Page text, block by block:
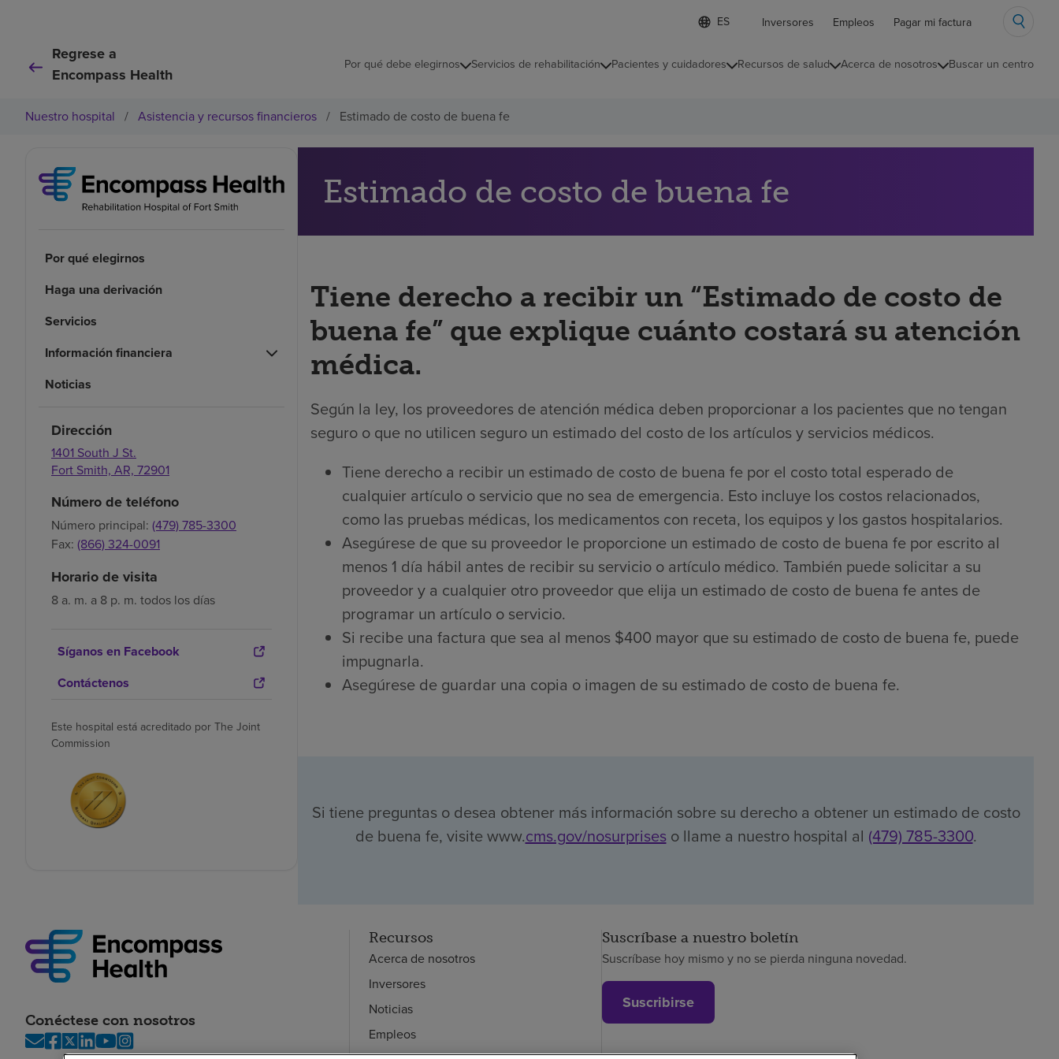
Lista
de
contraída
d
o
e
i
a
Inversores Empleos Pagar mi factura
Regrese a
Encompass Health
Por qué debe elegirnos Servicios de rehabilitación Pacientes y cuidadores Recursos de salud Acerca de nosotros Buscar un centro
Nuestro hospital / Asistencia y recursos financieros / Estimado de costo de buena fe
Por qué elegirnos
Haga una derivación
Servicios
Información financiera
Noticias
Dirección
1401 South J St.
Fort Smith, AR, 72901
Número de teléfono
Número principal: (479) 785-3300
Fax: (866) 324-0091
Horario de visita
8 a. m. a 8 p. m. todos los días
Síganos en Facebook
Contáctenos
Este hospital está acreditado por The Joint
Commission
Estimado de costo de buena fe
Tiene derecho a recibir un “Estimado de costo de
buena fe” que explique cuánto costará su atención
médica.
Según la ley, los proveedores de atención médica deben proporcionar a los pacientes que no tengan
seguro o que no utilicen seguro un estimado del costo de los artículos y servicios médicos.
Tiene derecho a recibir un estimado de costo de buena fe por el costo total esperado de
cualquier artículo o servicio que no sea de emergencia. Esto incluye los costos relacionados,
como las pruebas médicas, los medicamentos con receta, los equipos y los gastos hospitalarios.
Asegúrese de que su proveedor le proporcione un estimado de costo de buena fe por escrito al
menos 1 día hábil antes de recibir su servicio o artículo médico. También puede solicitar a su
proveedor y a cualquier otro proveedor que elija un estimado de costo de buena fe antes de
programar un artículo o servicio.
Si recibe una factura que sea al menos $400 mayor que su estimado de costo de buena fe, puede
impugnarla.
Asegúrese de guardar una copia o imagen de su estimado de costo de buena fe.
Si tiene preguntas o desea obtener más información sobre su derecho a obtener un estimado de costo
de buena fe, visite www.cms.gov/nosurpriseso llame a nuestro hospital al (479) 785-3300.
Conéctese con nosotros
Recursos
Acerca de nosotros
Inversores
Noticias
Empleos
Suscríbase a nuestro boletín
Suscríbase hoy mismo y no se pierda ninguna novedad.
Suscribirse